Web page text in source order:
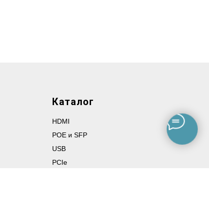
Каталог
HDMI
POE и SFP
USB
PCIe